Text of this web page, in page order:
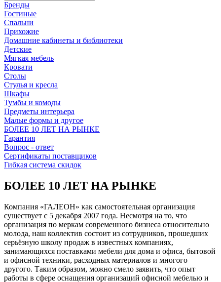
Бренды
Гостиные
Спальни
Прихожие
Домашние кабинеты и библиотеки
Детские
Мягкая мебель
Кровати
Столы
Стулья и кресла
Шкафы
Тумбы и комоды
Предметы интерьера
Малые формы и другое
БОЛЕЕ 10 ЛЕТ НА РЫНКЕ
Гарантия
Вопрос - ответ
Сертификаты поставщиков
Гибкая система скидок
БОЛЕЕ 10 ЛЕТ НА РЫНКЕ
Компания «ГАЛЕОН» как самостоятельная организация
существует с 5 декабря 2007 года. Несмотря на то, что
организация по меркам современного бизнеса относительно
молода, наш коллектив состоит из сотрудников, прошедших
серьёзную школу продаж в известных компаниях,
занимающихся поставками мебели для дома и офиса, бытовой
и офисной техники, расходных материалов и многого
другого. Таким образом, можно смело заявить, что опыт
работы в сфере оснащения организаций офисной мебелью и